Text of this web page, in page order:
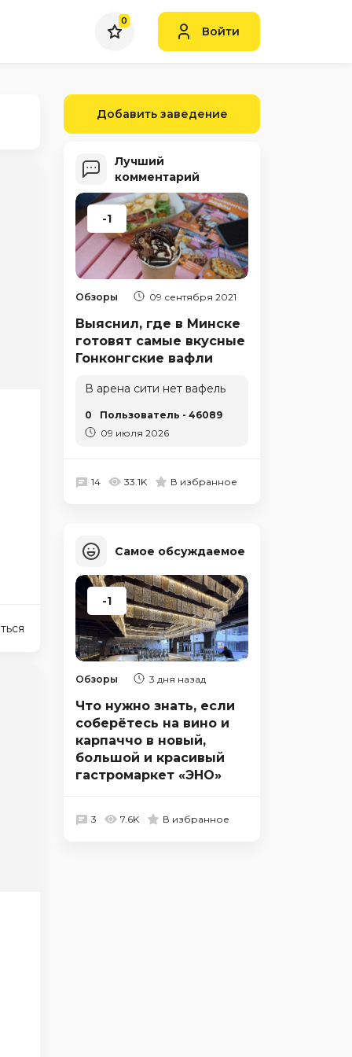
0
Войти
Добавить заведение
Лучший
комментарий
-1
Обзоры 09 сентября 2021
Выяснил, где в Минске
готовят самые вкусные
Гонконгские вафли
В арена сити нет вафель
0
Пользователь - 46089
09 июля 2026
14 33.1K В избранное
Самое обсуждаемое
-1
Обзоры 3 дня назад
Что нужно знать, если
соберётесь на вино и
карпаччо в новый,
большой и красивый
гастромаркет «ЭНО»
3 7.6K В избранное